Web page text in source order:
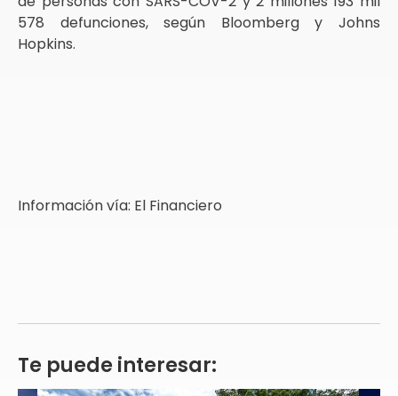
578 defunciones, según Bloomberg y Johns
Hopkins.
Información vía: El Financiero
Te puede interesar: